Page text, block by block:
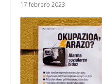
17 febrero 2023